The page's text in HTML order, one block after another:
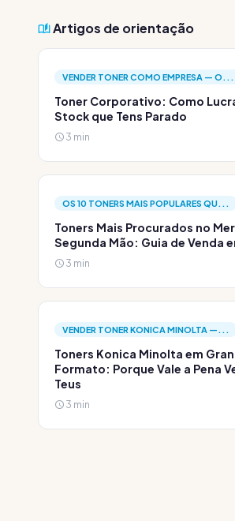
Artigos de orientação
VENDER TONER COMO EMPRESA — O...
Toner Corporativo: Como
Stock que Tens Parado
3 min
OS 10 TONERS MAIS POPULARES QU...
Toners Mais Procurados no
Segunda Mão: Guia de Venda
3 min
VENDER TONER KONICA MINOLTA —...
Toners Konica Minolta em
Formato: Porque Vale a Pena
Teus
3 min